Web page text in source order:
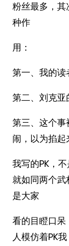
粉丝最多，
种作
用：
第一、我的读
第二、刘克亚
第三、这个
闹，以为掐起
我写的PK，
就如同两个
是大家
看的目瞪口
人模仿着PK